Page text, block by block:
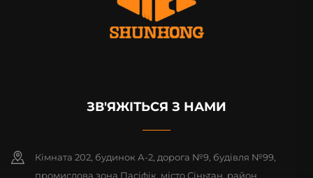
ЗВ'ЯЖІТЬСЯ З НАМИ
Кімната 202, будинок А-2, дорога №9, будівля №99,
промислова зона Пасіфік, місто Сіньтан, район